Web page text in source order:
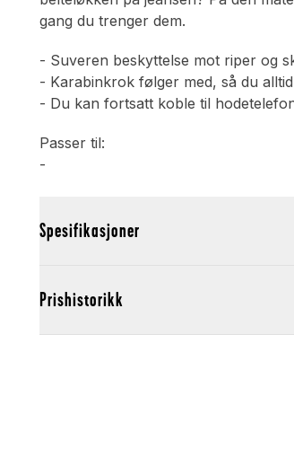
gang du trenger dem.
- Suveren beskyttelse mot riper og
- Karabinkrok følger med, så du
- Du kan fortsatt koble til
Passer til:
-
Spesifikasjoner
Prishistorikk